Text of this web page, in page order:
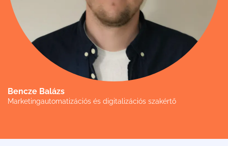
Bencze Balázs
Marketingautomatizációs és digitalizációs szakértő